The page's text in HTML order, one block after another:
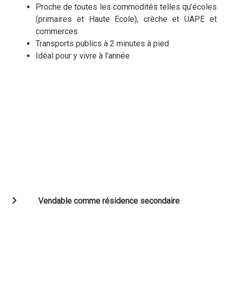
Proche de toutes les commodités telles qu’écoles
(primaires et Haute Ecole), crèche et UAPE et
commerces
Transports publics à 2 minutes à pied
Idéal pour y vivre à l’année
Vendable comme résidence secondaire